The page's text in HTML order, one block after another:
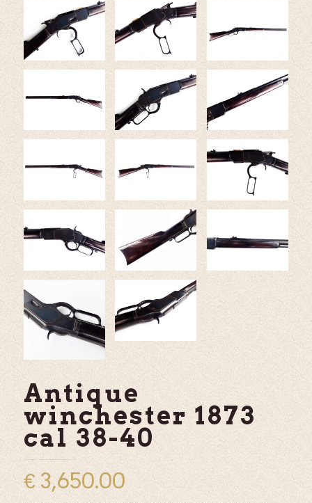
Antique
winchester 1873
cal 38-40
€ 3,650.00